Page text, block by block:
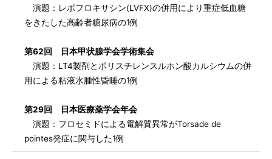
演題：レボフロキサシン(LVFX)の併用により重症低血糖
をきたした高齢者糖尿病の1例
第62回 日本甲状腺学会学術集会
演題：LT4製剤とポリスチレンスルホン酸カルシウムの併
用による粘液水腫性昏睡の1例
第29回 日本医療薬学会年会
演題：フロセミドによる電解質異常がTorsade de
pointes発症に関与した1例